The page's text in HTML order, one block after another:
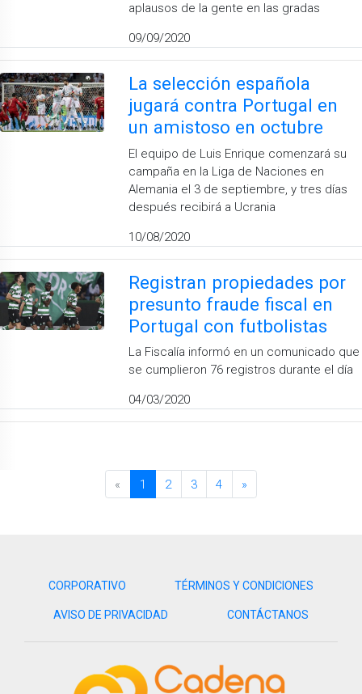
aplausos de la gente en las gradas
09/09/2020
La selección española
jugará contra Portugal en
un amistoso en octubre
El equipo de Luis Enrique comenzará su
campaña en la Liga de Naciones en
Alemania el 3 de septiembre, y tres días
después recibirá a Ucrania
10/08/2020
Registran propiedades por
presunto fraude fiscal en
Portugal con futbolistas
La Fiscalía informó en un comunicado que
se cumplieron 76 registros durante el día
04/03/2020
« 1 2 3 4 »
CORPORATIVO TÉRMINOS Y CONDICIONES
AVISO DE PRIVACIDAD CONTÁCTANOS